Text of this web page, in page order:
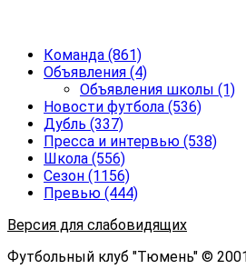
Команда (861)
Объявления (4)
Объявления школы (1)
Новости футбола (536)
Дубль (337)
Пресса и интервью (538)
Школа (556)
Сезон (1156)
Превью (444)
Версия для слабовидящих
Футбольный клуб "Тюмень" ©